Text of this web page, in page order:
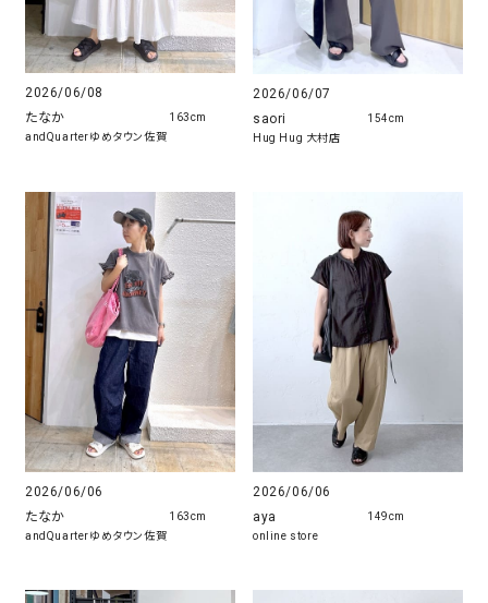
2026/06/08
たなか
andQuarterゆめタウン佐賀
163cm
2026/06/07
saori
Hug Hug 大村店
154cm
2026/06/06
たなか
andQuarterゆめタウン佐賀
163cm
2026/06/06
aya
online store
149cm